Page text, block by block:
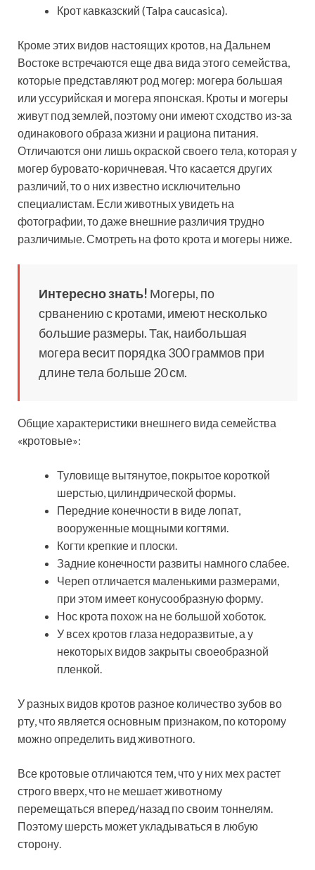
Крот кавказский (Talpa caucasica).
Кроме этих видов настоящих кротов, на Дальнем
Востоке встречаются еще два вида этого семейства,
которые представляют род могер: могера большая
или уссурийская и могера японская. Кроты и могеры
живут под землей, поэтому они имеют сходство из-за
одинакового образа жизни и рациона питания.
Отличаются они лишь окраской своего тела, которая у
могер буровато-коричневая. Что касается других
различий, то о них известно исключительно
специалистам. Если животных увидеть на
фотографии, то даже внешние различия трудно
различимые. Смотреть на фото крота и могеры ниже.
Интересно знать! Могеры, по
срванению с кротами, имеют несколько
большие размеры. Так, наибольшая
могера весит порядка 300 граммов при
длине тела больше 20 см.
Общие характеристики внешнего вида семейства
«кротовые»:
Туловище вытянутое, покрытое короткой
шерстью, цилиндрической формы.
Передние конечности в виде лопат,
вооруженные мощными когтями.
Когти крепкие и плоски.
Задние конечности развиты намного слабее.
Череп отличается маленькими размерами,
при этом имеет конусообразную форму.
Нос крота похож на не большой хоботок.
У всех кротов глаза недоразвитые, а у
некоторых видов закрыты своеобразной
пленкой.
У разных видов кротов разное количество зубов во
рту, что является основным признаком, по которому
можно определить вид животного.
Все кротовые отличаются тем, что у них мех растет
строго вверх, что не мешает животному
перемещаться вперед/назад по своим тоннелям.
Поэтому шерсть может укладываться в любую
сторону.